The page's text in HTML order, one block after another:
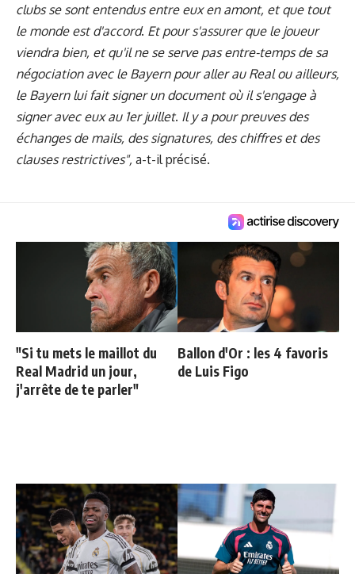
clubs se sont entendus entre eux en amont, et que tout
le monde est d'accord. Et pour s'assurer que le joueur
viendra bien, et qu'il ne se serve pas entre-temps de sa
négociation avec le Bayern pour aller au Real ou ailleurs,
le Bayern lui fait signer un document où il s'engage à
signer avec eux au 1er juillet. Il y a pour preuves des
échanges de mails, des signatures, des chiffres et des
clauses restrictives", a-t-il précisé.
"Si tu mets le maillot du
Real Madrid un jour,
j'arrête de te parler"
Ballon d'Or : les 4 favoris
de Luis Figo